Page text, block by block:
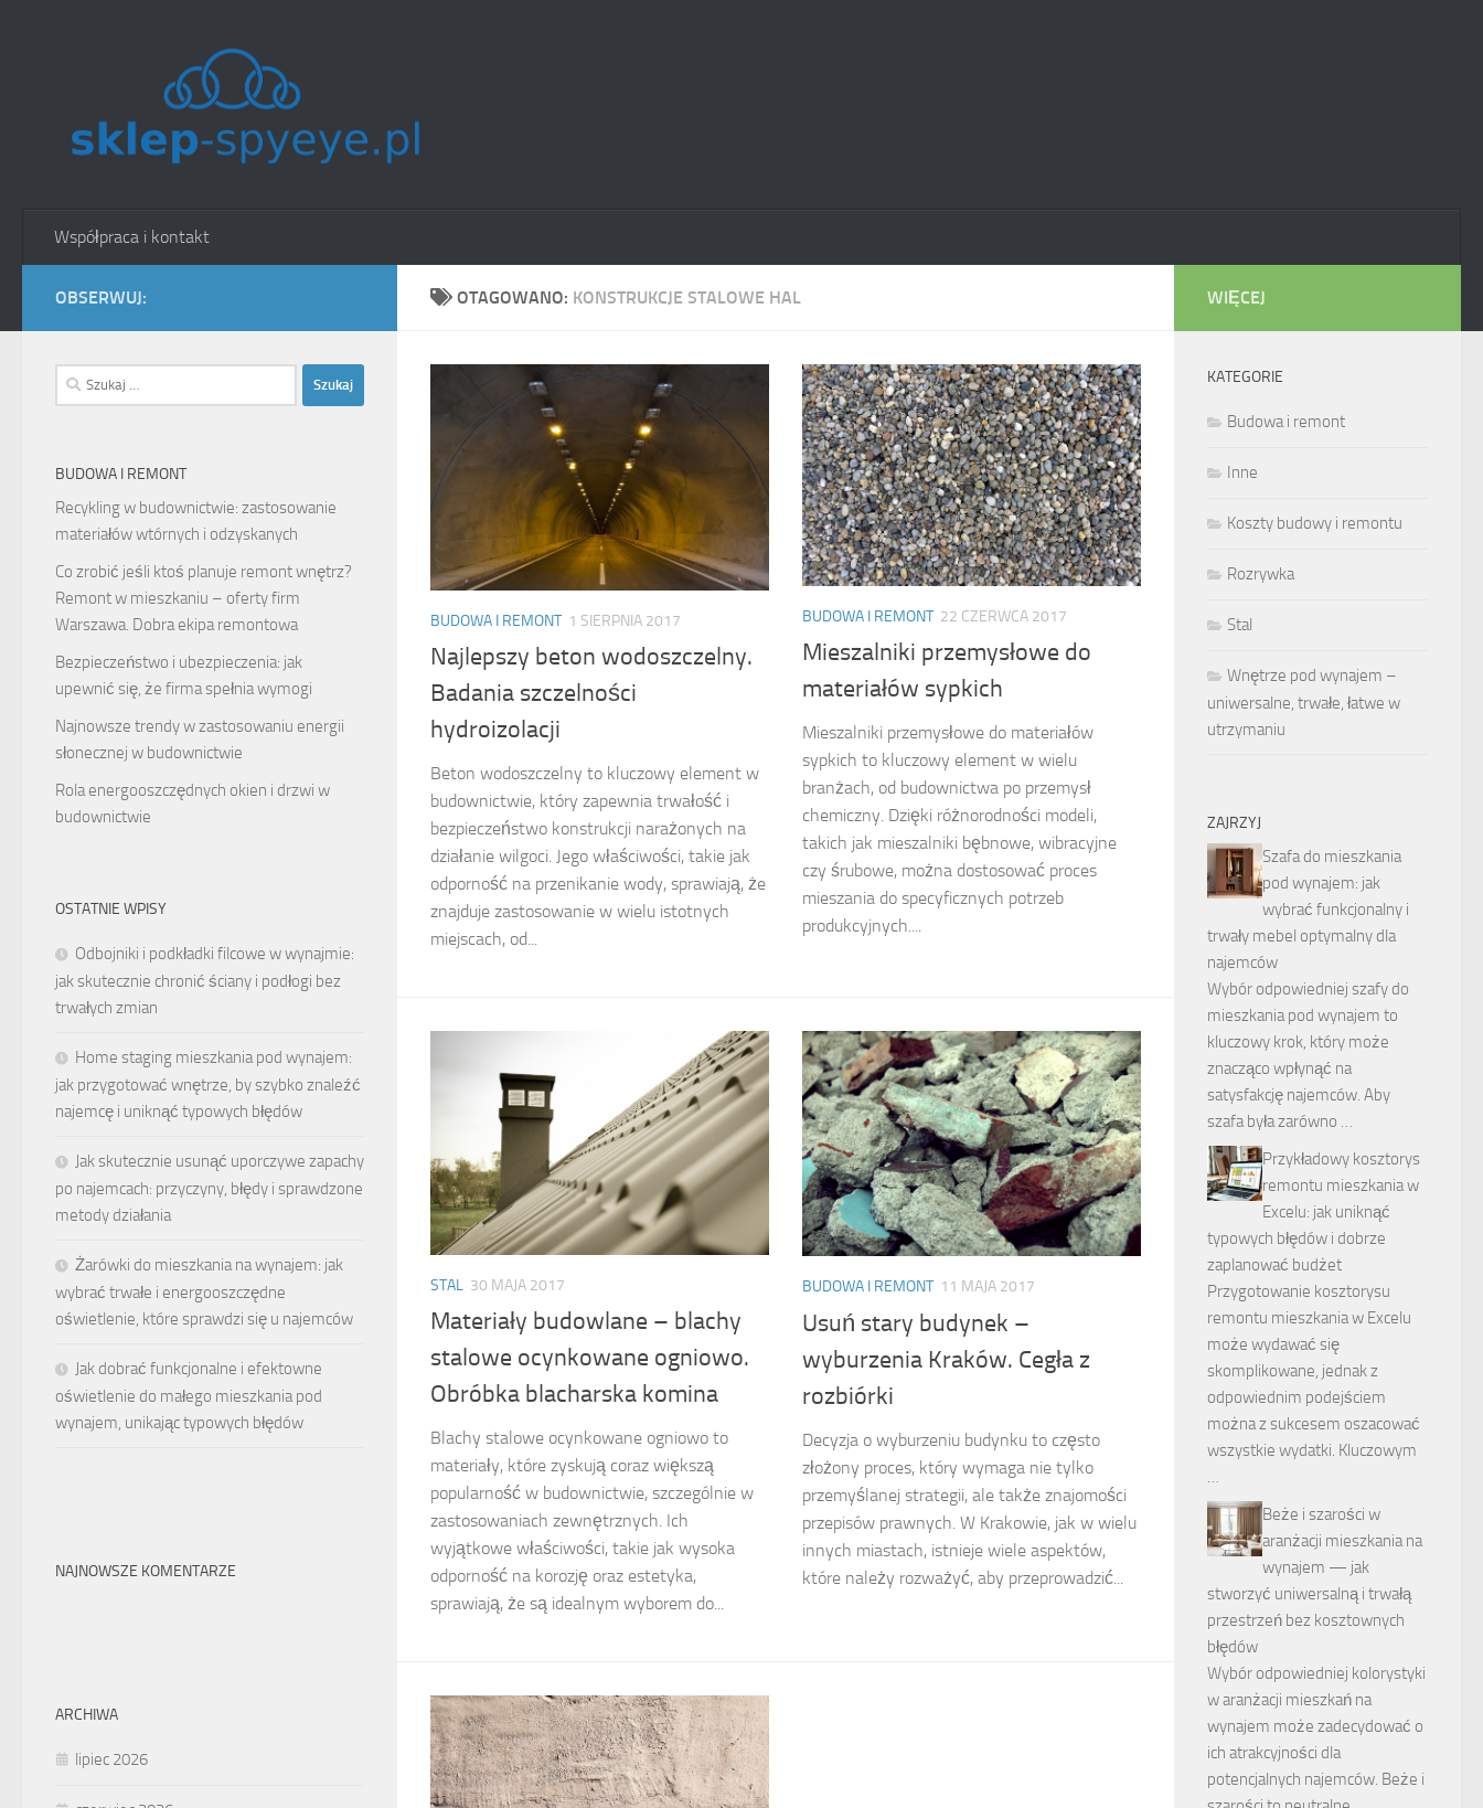
Współpraca i kontakt
OTAGOWANO: KONSTRUKCJE STALOWE HAL
BUDOWA I REMONT 1 SIERPNIA 2017
Najlepszy beton wodoszczelny.
Badania szczelności
hydroizolacji
Beton wodoszczelny to kluczowy element w
budownictwie, który zapewnia trwałość i
bezpieczeństwo konstrukcji narażonych na
działanie wilgoci. Jego właściwości, takie jak
odporność na przenikanie wody, sprawiają, że
znajduje zastosowanie w wielu istotnych
miejscach, od...
BUDOWA I REMONT 22 CZERWCA 2017
Mieszalniki przemysłowe do
materiałów sypkich
Mieszalniki przemysłowe do materiałów
sypkich to kluczowy element w wielu
branżach, od budownictwa po przemysł
chemiczny. Dzięki różnorodności modeli,
takich jak mieszalniki bębnowe, wibracyjne
czy śrubowe, można dostosować proces
mieszania do specyficznych potrzeb
produkcyjnych....
STAL 30 MAJA 2017
Materiały budowlane – blachy
stalowe ocynkowane ogniowo.
Obróbka blacharska komina
Blachy stalowe ocynkowane ogniowo to
materiały, które zyskują coraz większą
popularność w budownictwie, szczególnie w
zastosowaniach zewnętrznych. Ich
wyjątkowe właściwości, takie jak wysoka
odporność na korozję oraz estetyka,
sprawiają, że są idealnym wyborem do...
BUDOWA I REMONT 11 MAJA 2017
Usuń stary budynek –
wyburzenia Kraków. Cegła z
rozbiórki
Decyzja o wyburzeniu budynku to często
złożony proces, który wymaga nie tylko
przemyślanej strategii, ale także znajomości
przepisów prawnych. W Krakowie, jak w wielu
innych miastach, istnieje wiele aspektów,
które należy rozważyć, aby przeprowadzić...
OBSERWUJ:
Szukaj:
BUDOWA I REMONT
Recykling w budownictwie: zastosowanie
materiałów wtórnych i odzyskanych
Co zrobić jeśli ktoś planuje remont wnętrz?
Remont w mieszkaniu – oferty firm
Warszawa. Dobra ekipa remontowa
Bezpieczeństwo i ubezpieczenia: jak
upewnić się, że firma spełnia wymogi
Najnowsze trendy w zastosowaniu energii
słonecznej w budownictwie
Rola energooszczędnych okien i drzwi w
budownictwie
OSTATNIE WPISY
Odbojniki i podkładki filcowe w wynajmie:
jak skutecznie chronić ściany i podłogi bez
trwałych zmian
Home staging mieszkania pod wynajem:
jak przygotować wnętrze, by szybko znaleźć
najemcę i uniknąć typowych błędów
Jak skutecznie usunąć uporczywe zapachy
po najemcach: przyczyny, błędy i sprawdzone
metody działania
Żarówki do mieszkania na wynajem: jak
wybrać trwałe i energooszczędne
oświetlenie, które sprawdzi się u najemców
Jak dobrać funkcjonalne i efektowne
oświetlenie do małego mieszkania pod
wynajem, unikając typowych błędów
NAJNOWSZE KOMENTARZE
ARCHIWA
lipiec 2026
WIĘCEJ
KATEGORIE
Budowa i remont
Inne
Koszty budowy i remontu
Rozrywka
Stal
Wnętrze pod wynajem –
uniwersalne, trwałe, łatwe w
utrzymaniu
ZAJRZYJ
Szafa do mieszkania
pod wynajem: jak
wybrać funkcjonalny i
trwały mebel optymalny dla
najemców
Wybór odpowiedniej szafy do
mieszkania pod wynajem to
kluczowy krok, który może
znacząco wpłynąć na
satysfakcję najemców. Aby
szafa była zarówno …
Przykładowy kosztorys
remontu mieszkania w
Excelu: jak uniknąć
typowych błędów i dobrze
zaplanować budżet
Przygotowanie kosztorysu
remontu mieszkania w Excelu
może wydawać się
skomplikowane, jednak z
odpowiednim podejściem
można z sukcesem oszacować
wszystkie wydatki. Kluczowym
…
Beże i szarości w
aranżacji mieszkania na
wynajem — jak
stworzyć uniwersalną i trwałą
przestrzeń bez kosztownych
błędów
Wybór odpowiedniej kolorystyki
w aranżacji mieszkań na
wynajem może zadecydować o
ich atrakcyjności dla
potencjalnych najemców. Beże i